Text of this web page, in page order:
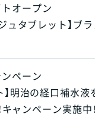
オープン
ュタブレット】ブ
ペーン
】明治の経口補水
ャンペーン実施中！